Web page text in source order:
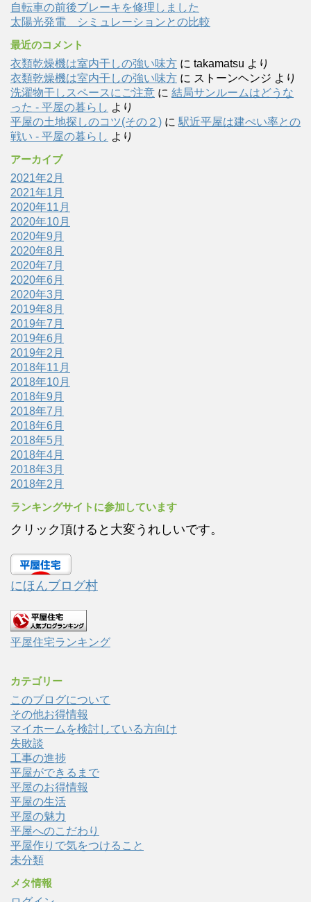
自転車の前後ブレーキを修理しました
太陽光発電 シミュレーションとの比較
最近のコメント
衣類乾燥機は室内干しの強い味方 に takamatsu より
衣類乾燥機は室内干しの強い味方 に ストーンヘンジ より
洗濯物干しスペースにご注意 に 結局サンルームはどうな
った - 平屋の暮らし より
平屋の土地探しのコツ(その２) に 駅近平屋は建ぺい率との
戦い - 平屋の暮らし より
アーカイブ
2021年2月
2021年1月
2020年11月
2020年10月
2020年9月
2020年8月
2020年7月
2020年6月
2020年3月
2019年8月
2019年7月
2019年6月
2019年2月
2018年11月
2018年10月
2018年9月
2018年7月
2018年6月
2018年5月
2018年4月
2018年3月
2018年2月
ランキングサイトに参加しています
クリック頂けると大変うれしいです。
にほんブログ村
平屋住宅ランキング
カテゴリー
このブログについて
その他お得情報
マイホームを検討している方向け
失敗談
工事の進捗
平屋ができるまで
平屋のお得情報
平屋の生活
平屋の魅力
平屋へのこだわり
平屋作りで気をつけること
未分類
メタ情報